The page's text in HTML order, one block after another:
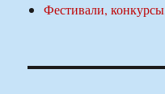
Фестивали,